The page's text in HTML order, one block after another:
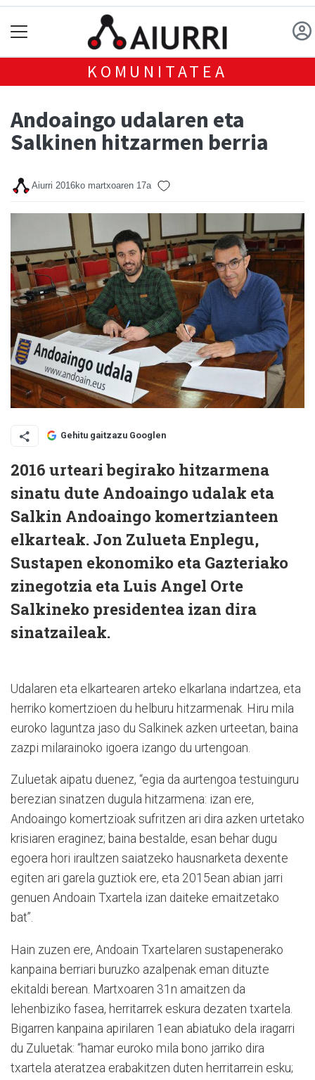
KOMUNITATEA
Andoaingo udalaren eta
Salkinen hitzarmen berria
Aiurri 2016ko martxoaren 17a
Gehitu gaitzazu Googlen
2016 urteari begirako hitzarmena
sinatu dute Andoaingo udalak eta
Salkin Andoaingo komertzianteen
elkarteak. Jon Zulueta Enplegu,
Sustapen ekonomiko eta Gazteriako
zinegotzia eta Luis Angel Orte
Salkineko presidentea izan dira
sinatzaileak.
Udalaren eta elkartearen arteko elkarlana indartzea, eta
herriko komertzioen du helburu hitzarmenak. Hiru mila
euroko laguntza jaso du Salkinek azken urteetan, baina
zazpi milarainoko igoera izango du urtengoan.
Zuluetak aipatu duenez, “egia da aurtengoa testuinguru
berezian sinatzen dugula hitzarmena: izan ere,
Andoaingo komertzioak sufritzen ari dira azken urtetako
krisiaren eraginez; baina bestalde, esan behar dugu
egoera hori iraultzen saiatzeko hausnarketa dexente
egiten ari garela guztiok ere, eta 2015ean abian jarri
genuen Andoain Txartela izan daiteke emaitzetako
bat”.
Hain zuzen ere, Andoain Txartelaren sustapenerako
kanpaina berriari buruzko azalpenak eman dituzte
ekitaldi berean. Martxoaren 31n amaitzen da
lehenbiziko fasea, herritarrek eskura dezaten txartela.
Bigarren kanpaina apirilaren 1ean abiatuko dela iragarri
du Zuluetak: “hamar euroko mila bono jarriko dira
txartela ateratzea erabakitzen duten herritarrein esku;